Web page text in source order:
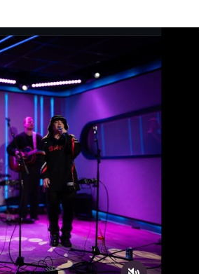
(2015)
#33, 3 weken) (2017)
Eurovisiesongfestival met
11e plaats. Die ervaring zie je terug
‘headline’ uitstraling. Het
maar net zo goed overtuigt in